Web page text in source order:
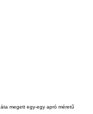
megett egy-egy apró méretű